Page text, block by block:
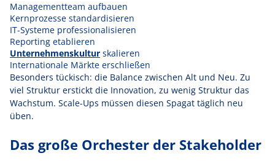
Managementteam aufbauen
Kernprozesse standardisieren
IT-Systeme professionalisieren
Reporting etablieren
Unternehmenskultur skalieren
Internationale Märkte erschließen
Besonders tückisch: die Balance zwischen Alt und Neu. Zu
viel Struktur erstickt die Innovation, zu wenig Struktur das
Wachstum. Scale-Ups müssen diesen Spagat täglich neu
üben.
Das große Orchester der Stakeholder